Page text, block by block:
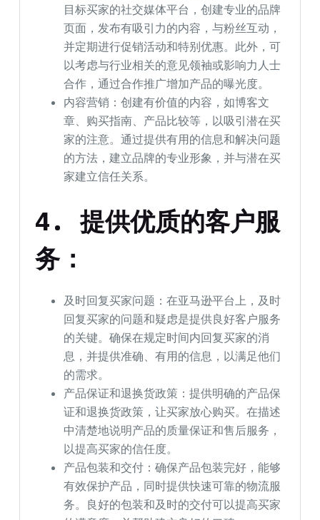
目标买家的社交媒体平台，创建专业的品牌
页面，发布有吸引力的内容，与粉丝互动，
并定期进行促销活动和特别优惠。此外，可
以考虑与行业相关的意见领袖或影响力人士
合作，通过合作推广增加产品的曝光度。
内容营销：创建有价值的内容，如博客文
章、购买指南、产品比较等，以吸引潜在买
家的注意。通过提供有用的信息和解决问题
的方法，建立品牌的专业形象，并与潜在买
家建立信任关系。
4.提供优质的客户服
务：
及时回复买家问题：在亚马逊平台上，及时
回复买家的问题和疑虑是提供良好客户服务
的关键。确保在规定时间内回复买家的消
息，并提供准确、有用的信息，以满足他们
的需求。
产品保证和退换货政策：提供明确的产品保
证和退换货政策，让买家放心购买。在描述
中清楚地说明产品的质量保证和售后服务，
以提高买家的信任度。
产品包装和交付：确保产品包装完好，能够
有效保护产品，同时提供快速可靠的物流服
务。良好的包装和及时的交付可以提高买家